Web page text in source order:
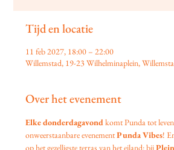
Tijd en locatie
11 feb 2027, 18:00 – 22:00
Willemstad, 19-23 Wilhelminaplein,
Over het evenement
Elke donderdagavond komt Punda tot
onweerstaanbare evenement Punda Vibes!
op het gezelligste terras van het eiland: bij